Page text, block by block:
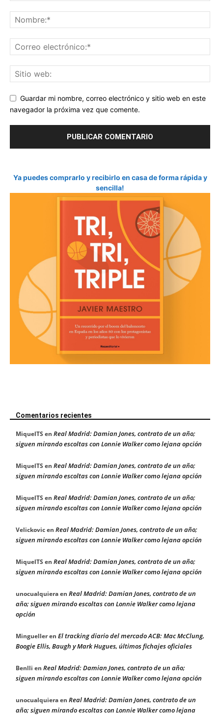
Guardar mi nombre, correo electrónico y sitio web en este
navegador la próxima vez que comente.
Ya puedes comprarlo y recibirlo en casa de forma rápida y
sencilla!
Comentarios recientes
MiquelTS en Real Madrid: Damian Jones, contrato de un año;
siguen mirando escoltas con Lonnie Walker como lejana opción
MiquelTS en Real Madrid: Damian Jones, contrato de un año;
siguen mirando escoltas con Lonnie Walker como lejana opción
MiquelTS en Real Madrid: Damian Jones, contrato de un año;
siguen mirando escoltas con Lonnie Walker como lejana opción
Velickovicen Real Madrid: Damian Jones, contrato de un año;
siguen mirando escoltas con Lonnie Walker como lejana opción
MiquelTS en Real Madrid: Damian Jones, contrato de un año;
siguen mirando escoltas con Lonnie Walker como lejana opción
unocualquieraen Real Madrid: Damian Jones, contrato de un
año; siguen mirando escoltas con Lonnie Walker como lejana
opción
Minguelleren El tracking diario del mercado ACB: Mac McClung,
Boogie Ellis, Baugh y Mark Hugues, últimos fichajes oficiales
Benlli en Real Madrid: Damian Jones, contrato de un año;
siguen mirando escoltas con Lonnie Walker como lejana opción
unocualquieraen Real Madrid: Damian Jones, contrato de un
año; siguen mirando escoltas con Lonnie Walker como lejana